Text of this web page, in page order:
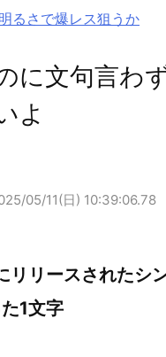
るさで爆レス狙うか
に文句言わ
よ
05/11(日) 10:39:06.78
リースされたシ
1文字